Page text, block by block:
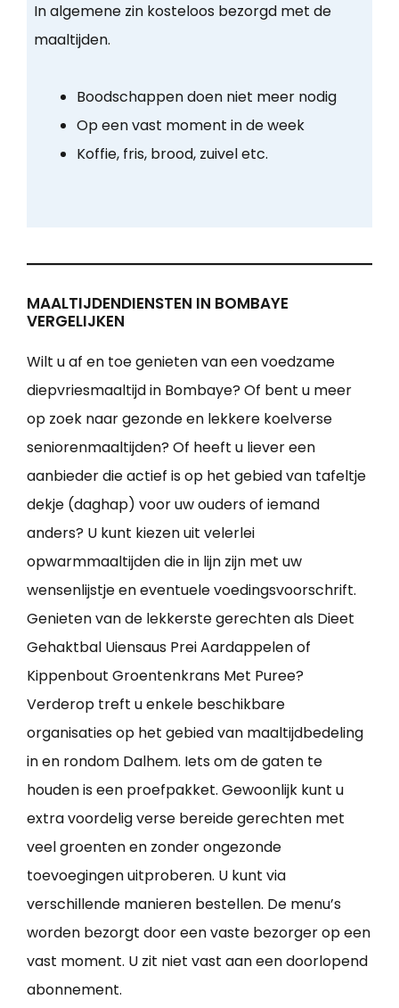
In algemene zin kosteloos bezorgd met de
maaltijden.
Boodschappen doen niet meer nodig
Op een vast moment in de week
Koffie, fris, brood, zuivel etc.
MAALTIJDENDIENSTEN IN BOMBAYE
VERGELIJKEN
Wilt u af en toe genieten van een voedzame
diepvriesmaaltijd in Bombaye? Of bent u meer
op zoek naar gezonde en lekkere koelverse
seniorenmaaltijden? Of heeft u liever een
aanbieder die actief is op het gebied van tafeltje
dekje (daghap) voor uw ouders of iemand
anders? U kunt kiezen uit velerlei
opwarmmaaltijden die in lijn zijn met uw
wensenlijstje en eventuele voedingsvoorschrift.
Genieten van de lekkerste gerechten als Dieet
Gehaktbal Uiensaus Prei Aardappelen of
Kippenbout Groentenkrans Met Puree?
Verderop treft u enkele beschikbare
organisaties op het gebied van maaltijdbedeling
in en rondom Dalhem. Iets om de gaten te
houden is een proefpakket. Gewoonlijk kunt u
extra voordelig verse bereide gerechten met
veel groenten en zonder ongezonde
toevoegingen uitproberen. U kunt via
verschillende manieren bestellen. De menu’s
worden bezorgt door een vaste bezorger op een
vast moment. U zit niet vast aan een doorlopend
abonnement.